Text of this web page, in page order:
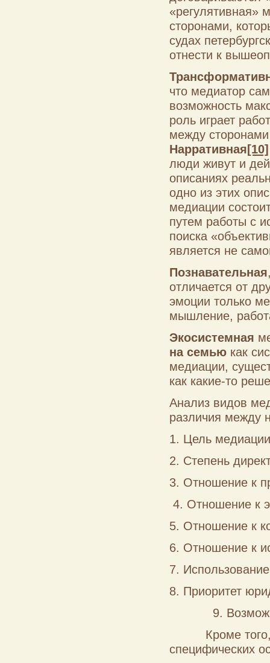
«регулятивная»
сторонами,
судах
отнести к
что медиатор
возможность
роль играет
между
Нарративная[10]
люди живут и
описаниях
одно из этих
медиации
путем работы с
поиска
является не
Познавательная
отличается от
эмоции только
мышление,
Экосистемная
на семью как
медиации,
как какие-то
Анализ видов
различия между
1. Цель
2. Степень
3. Отношение к
4. Отношение к
5. Отношение к
6. Отношение к
7.
8. Приоритет
9.
Кроме того, в
специфических